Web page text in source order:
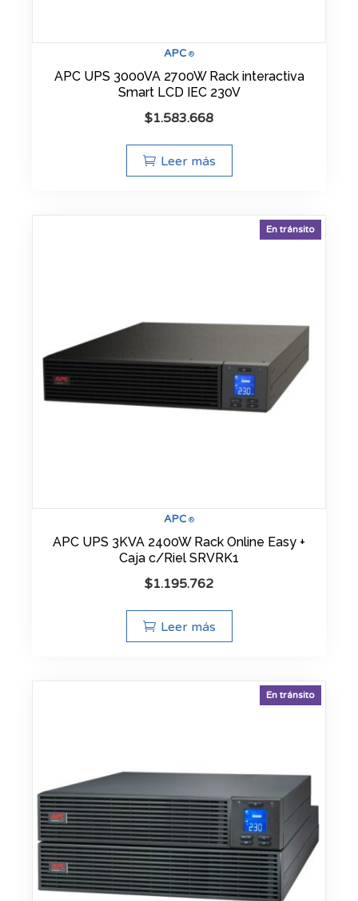
APC ®
APC UPS 3000VA 2700W Rack interactiva
Smart LCD IEC 230V
$1.583.668
Leer más
APC ®
En tránsito
APC UPS 3KVA 2400W Rack Online Easy +
Caja c/Riel SRVRK1
$1.195.762
Leer más
En tránsito